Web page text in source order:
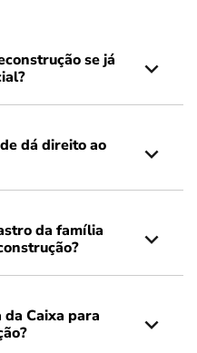
se já
dá direito ao
da família
Caixa para